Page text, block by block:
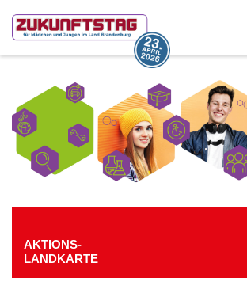
AKTIONS-
LANDKARTE